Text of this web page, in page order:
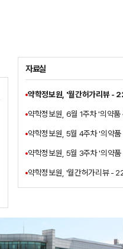
자료실
약학정보원, '월간허가리뷰 -
약학정보원, 6월 1주차 '의약
약학정보원, 5월 4주차 '의약
약학정보원, 5월 3주차 '의약
약학정보원, '월간허가리뷰 -